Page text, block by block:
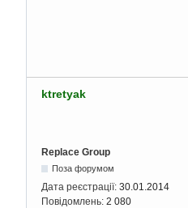
ktretyak
Replace Group
Поза форумом
Дата реєстрації: 30.01.2014
Повідомлень: 2 080